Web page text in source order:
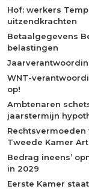
Hof: werkers
uitzendkrachten
Betaalgegevens
belastingen
WNT-
op!
Ambtenaren
jaarstermijn
Rechtsvermoeden
Tweede Kamer
Bedrag ineens’
in 2029
Eerste Kamer